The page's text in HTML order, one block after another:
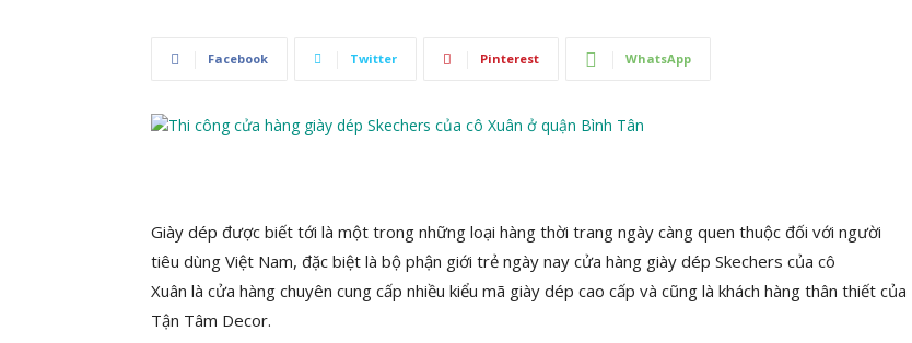
Facebook Twitter Pinterest WhatsApp
Giày dép được biết tới là một trong những loại hàng thời trang ngày càng quen thuộc đối với người
tiêu dùng Việt Nam, đặc biệt là bộ phận giới trẻ ngày nay cửa hàng giày dép Skechers của cô
Xuân là cửa hàng chuyên cung cấp nhiều kiểu mã giày dép cao cấp và cũng là khách hàng thân thiết của
Tận Tâm Decor.